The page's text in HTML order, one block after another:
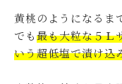
黄桃のようになるま
でも最も大粒な５Ｌ
いう超低塩で漬け込